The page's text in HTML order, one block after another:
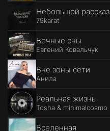
Небольшой рассказ
79karat
Вечные сны
Евгений Ковальчук
Вне зоны сети
Анила
Реальная жизнь
Tosha & minimalcosmo
Вселенная